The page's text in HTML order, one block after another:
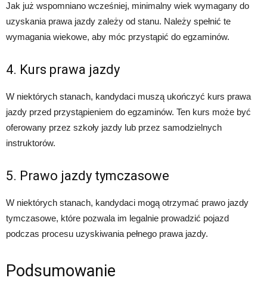
Jak już wspomniano wcześniej, minimalny wiek wymagany do
uzyskania prawa jazdy zależy od stanu. Należy spełnić te
wymagania wiekowe, aby móc przystąpić do egzaminów.
4. Kurs prawa jazdy
W niektórych stanach, kandydaci muszą ukończyć kurs prawa
jazdy przed przystąpieniem do egzaminów. Ten kurs może być
oferowany przez szkoły jazdy lub przez samodzielnych
instruktorów.
5. Prawo jazdy tymczasowe
W niektórych stanach, kandydaci mogą otrzymać prawo jazdy
tymczasowe, które pozwala im legalnie prowadzić pojazd
podczas procesu uzyskiwania pełnego prawa jazdy.
Podsumowanie